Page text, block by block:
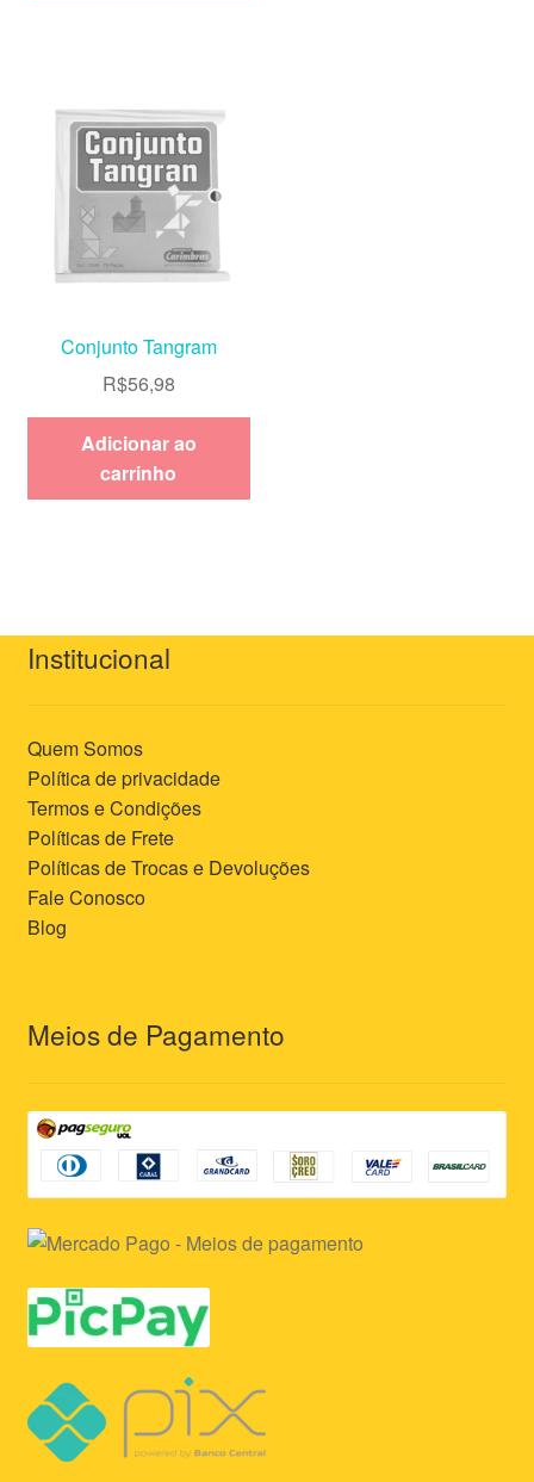
Conjunto Tangram
R$56,98
Adicionar ao
carrinho
Institucional
Quem Somos
Política de privacidade
Termos e Condições
Políticas de Frete
Políticas de Trocas e Devoluções
Fale Conosco
Blog
Meios de Pagamento